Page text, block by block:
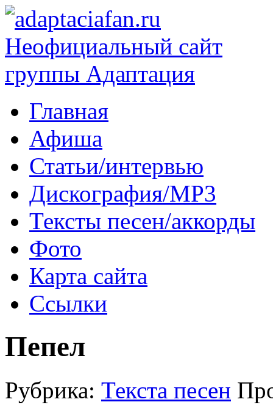
Главная
Афиша
Статьи/интервью
Дискография/MP3
Тексты песен/аккорды
Фото
Карта сайта
Ссылки
Пепел
Рубрика: Текста песен